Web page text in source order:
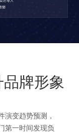
牌形象
演变趋势预测，
第一时间发现负